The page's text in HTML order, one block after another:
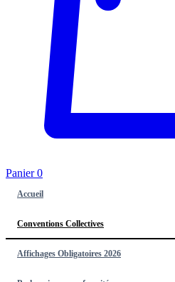
Panier0
Accueil
Conventions Collectives
Affichages Obligatoires 2026